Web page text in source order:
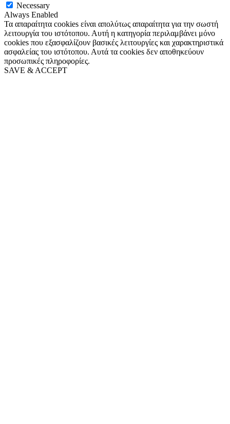
Necessary
Always Enabled
Τα απαραίτητα cookies είναι απολύτως απαραίτητα για την σωστή
λειτουργία του ιστότοπου. Αυτή η κατηγορία περιλαμβάνει μόνο
cookies που εξασφαλίζουν βασικές λειτουργίες και χαρακτηριστικά
ασφαλείας του ιστότοπου. Αυτά τα cookies δεν αποθηκεύουν
προσωπικές πληροφορίες.
SAVE & ACCEPT